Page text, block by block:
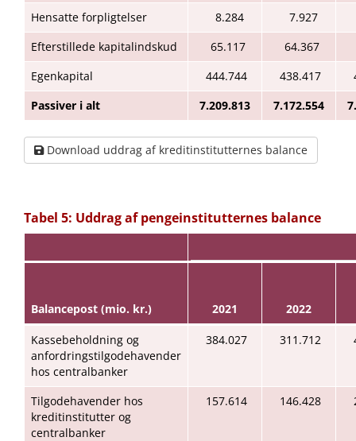
Hensatte forpligtelser
8.284 7.927
Efterstillede kapitalindskud
65.117 64.367
Egenkapital
444.744 438.417
Passiver i alt
7.209.813 7.172.554
Download uddrag af kreditinstitutternes balance
Tabel 5: Uddrag af pengeinstitutternes balance
Balancepost (mio. kr.) 2021 2022
Kassebeholdning og
anfordringstilgodehavender
hos centralbanker
384.027 311.712
Tilgodehavender hos
kreditinstitutter og
centralbanker
157.614 146.428